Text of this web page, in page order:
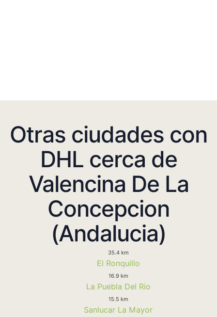
Otras ciudades con
DHL cerca de
Valencina De La
Concepcion
(Andalucia)
35.4 km
El Ronquillo
16.9 km
La Puebla Del Rio
15.5 km
Sanlucar La Mayor